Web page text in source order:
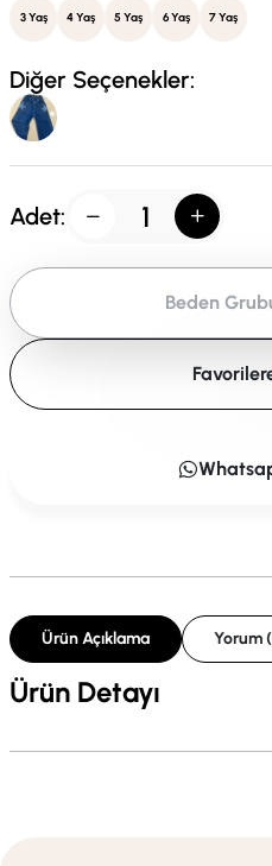
3 Yaş 4 Yaş 5 Yaş 6 Yaş 7 Yaş
Diğer Seçenekler:
Adet:
Beden
Ürün Açıklama
Ürün Detayı